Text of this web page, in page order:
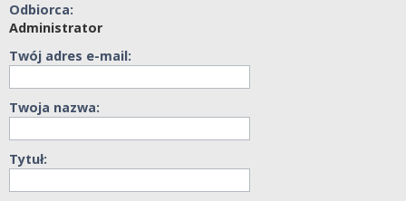
Odbiorca:
Administrator
Twój adres e-mail:
Twoja nazwa:
Tytuł: